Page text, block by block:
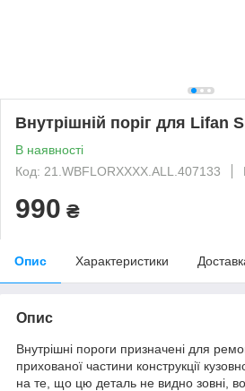
Внутрішній поріг для Lifan
В наявності
Код: 21.WBFLORXXXX.ALL.407133
990 ₴
Опис Характеристики
Опис
Внутрішні пороги призначені для
прихованої частини конструкції
на те, що цю деталь не видно зовні,